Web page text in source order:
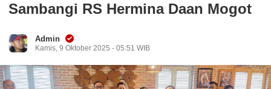
Sambangi RS Hermina Daan Mogot
Admin
Kamis, 9 Oktober 2025 - 05:51 WIB